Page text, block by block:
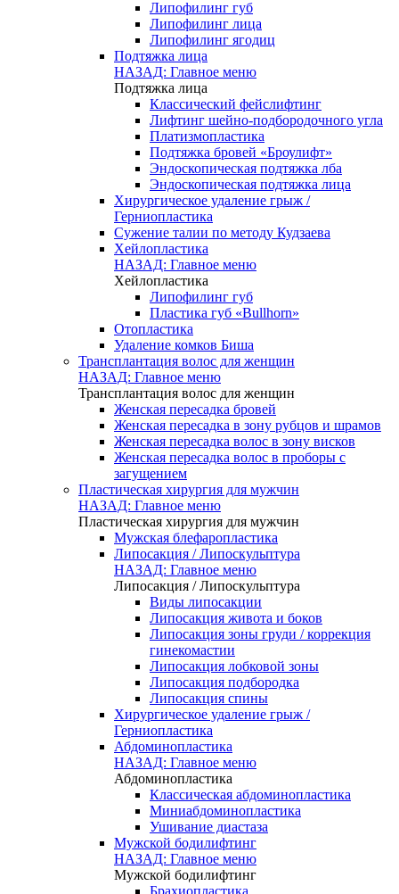
Липофилинг губ
Липофилинг лица
Липофилинг ягодиц
Подтяжка лица
НАЗАД: Главное меню
Подтяжка лица
Классический фейслифтинг
Лифтинг шейно-подбородочного угла
Платизмопластика
Подтяжка бровей «Броулифт»
Эндоскопическая подтяжка лба
Эндоскопическая подтяжка лица
Хирургическое удаление грыж /
Герниопластика
Сужение талии по методу Кудзаева
Хейлопластика
НАЗАД: Главное меню
Хейлопластика
Липофилинг губ
Пластика губ «Bullhorn»
Отопластика
Удаление комков Биша
Трансплантация волос для женщин
НАЗАД: Главное меню
Трансплантация волос для женщин
Женская пересадка бровей
Женская пересадка в зону рубцов и шрамов
Женская пересадка волос в зону висков
Женская пересадка волос в проборы с
загущением
Пластическая хирургия для мужчин
НАЗАД: Главное меню
Пластическая хирургия для мужчин
Мужская блефаропластика
Липосакция / Липоскульптура
НАЗАД: Главное меню
Липосакция / Липоскульптура
Виды липосакции
Липосакция живота и боков
Липосакция зоны груди / коррекция
гинекомастии
Липосакция лобковой зоны
Липосакция подбородка
Липосакция спины
Хирургическое удаление грыж /
Герниопластика
Абдоминопластика
НАЗАД: Главное меню
Абдоминопластика
Классическая абдоминопластика
Миниабдоминопластика
Ушивание диастаза
Мужской бодилифтинг
НАЗАД: Главное меню
Мужской бодилифтинг
Брахиопластика